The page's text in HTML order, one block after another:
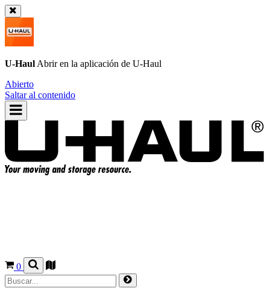
U-Haul Abrir en la aplicación de U-Haul
Abierto
Saltar al contenido
0